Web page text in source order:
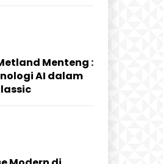
Menteng :
AI dalam